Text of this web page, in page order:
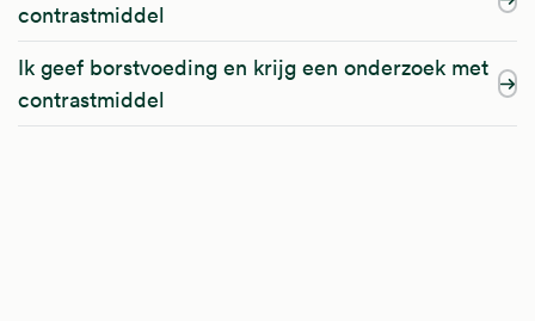
contrastmiddel
Ik geef borstvoeding en krijg een onderzoek met
contrastmiddel